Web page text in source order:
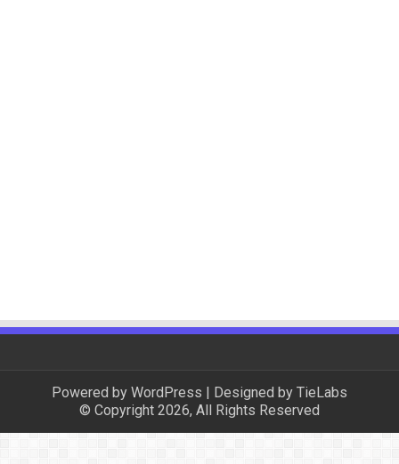
Powered by WordPress | Designed by TieLabs
© Copyright 2026, All Rights Reserved